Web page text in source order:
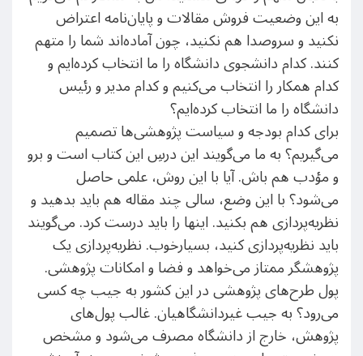
به این وضعیت فروش مقالات و پایان‌نامه اعتراض
نکنید و سروصدا هم نکنید، چون آماده‌اند شما را متهم
کنند. کدام دانشجوی دانشگاه را ما انتخاب کرده‌ایم و
کدام همکار را انتخاب می‌کنیم و کدام مدیر و رئیس
دانشگاه را ما انتخاب کرده‌ایم؟
برای کدام بودجه و سیاست پژوهشی‌ها تصمیم
می‌گیریم؟ به ما می‌گویند این درسِ این کتاب است و برو
و مؤدب هم باش. آیا با این روش، علمی حاصل
می‌شود؟ با این وضع، سالی چند مقاله هم باید بدهید و
نظریه‌پردازی هم بکنید. اینها را باید درست کرد. می‌گویند
باید نظریه‌پردازی کنید، بسیارخوب. نظریه‌پردازی یک
پژوهشگر ممتاز می‌خواهد و فضا و امکانات پژوهشی.
پول طرح‌های پژوهشی در این کشور به جیب چه کسی
می‌رود؟ به جیب غیردانشگاهیان. غالب پول‌های
پژوهش، خارج از دانشگاه مصرف می‌شود و مشخص